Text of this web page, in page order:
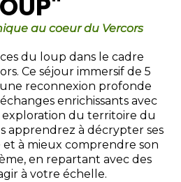
au coeur du Vercors
du loup dans le cadre
Ce séjour immersif de 5
reconnexion profonde
enrichissants avec
du territoire du
apprendrez à décrypter ses
et à mieux comprendre son
en repartant avec des
à votre échelle.